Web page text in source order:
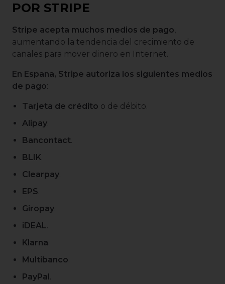
POR STRIPE
Stripe acepta muchos medios de pago,
aumentando la tendencia del crecimiento de
canales para mover dinero en Internet.
En España, Stripe autoriza los siguientes medios
de pago:
Tarjeta de crédito o de débito.
Alipay.
Bancontact.
BLIK.
Clearpay.
EPS.
Giropay.
iDEAL.
Klarna.
Multibanco.
PayPal.